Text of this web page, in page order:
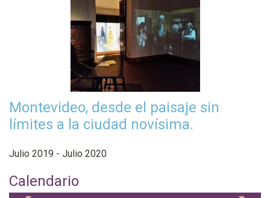
Montevideo, desde el paisaje sin
límites a la ciudad novísima.
Julio 2019 - Julio 2020
Calendario